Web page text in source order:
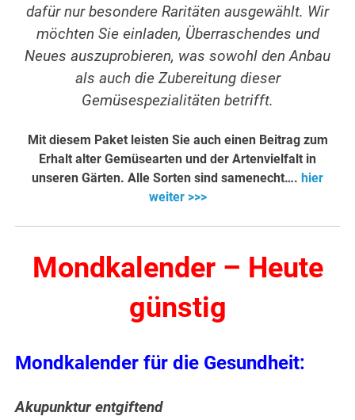
dafür nur besondere Raritäten ausgewählt. Wir
möchten Sie einladen, Überraschendes und
Neues auszuprobieren, was sowohl den Anbau
als auch die Zubereitung dieser
Gemüsespezialitäten betrifft.
Mit diesem Paket leisten Sie auch einen Beitrag zum
Erhalt alter Gemüsearten und der Artenvielfalt in
unseren Gärten. Alle Sorten sind samenecht…. hier
weiter >>>
Mondkalender – Heute
günstig
Mondkalender für die Gesundheit:
Akupunktur entgiftend